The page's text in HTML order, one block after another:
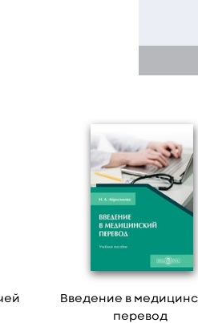
Введение в
перевод